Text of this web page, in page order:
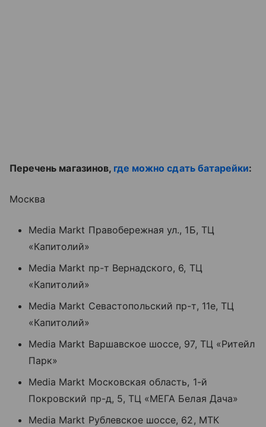
Перечень магазинов, где можно сдать батарейки:
Москва
Media Markt Правобережная ул., 1Б, ТЦ
«Капитолий»
Media Markt пр-т Вернадского, 6, ТЦ
«Капитолий»
Media Markt Севастопольский пр-т, 11е, ТЦ
«Капитолий»
Media Markt Варшавское шоссе, 97, ТЦ «Ритейл
Парк»
Media Markt Московская область, 1-й
Покровский пр-д, 5, ТЦ «МЕГА Белая Дача»
Media Markt Рублевское шоссе, 62, МТК